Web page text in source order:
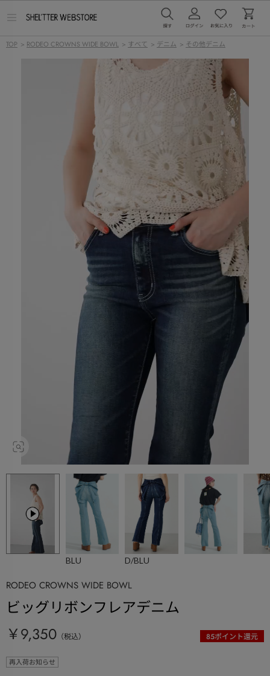
ー
TOP > RODEO CROWNS WIDE BOWL > すべて > デニム > その他デニム
BLU D/BLU
RODEO CROWNS WIDE BOWL
ビッグリボンフレアデニム
￥9,350 （税込） 85ポイント還元
再入荷お知らせ